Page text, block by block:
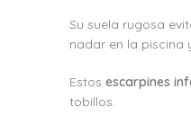
Su suela rugosa
nadar en la piscina
Estos escarpines
tobillos.